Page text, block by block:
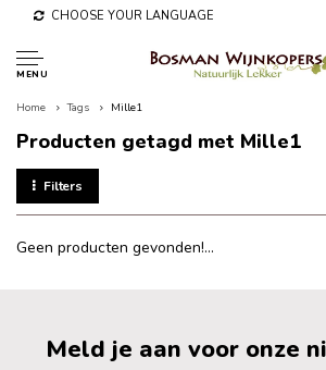
CHOOSE YOUR LANGUAGE
MENU
Home Tags Mille1
Producten getagd met Mille1
Filters
Geen producten gevonden!...
Meld je aan voor onze